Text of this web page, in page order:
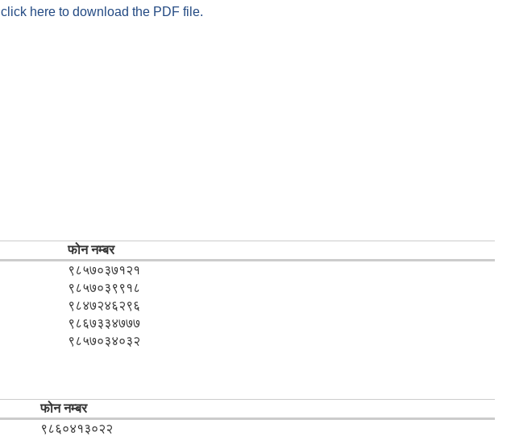
click here to download the PDF file.
फोन नम्बर
९८५७०३७१२१
९८५७०३९९१८
९८४७२४६२९६
९८६७३३४७७७
९८५७०३४०३२
फोन नम्बर
९८६०४१३०२२